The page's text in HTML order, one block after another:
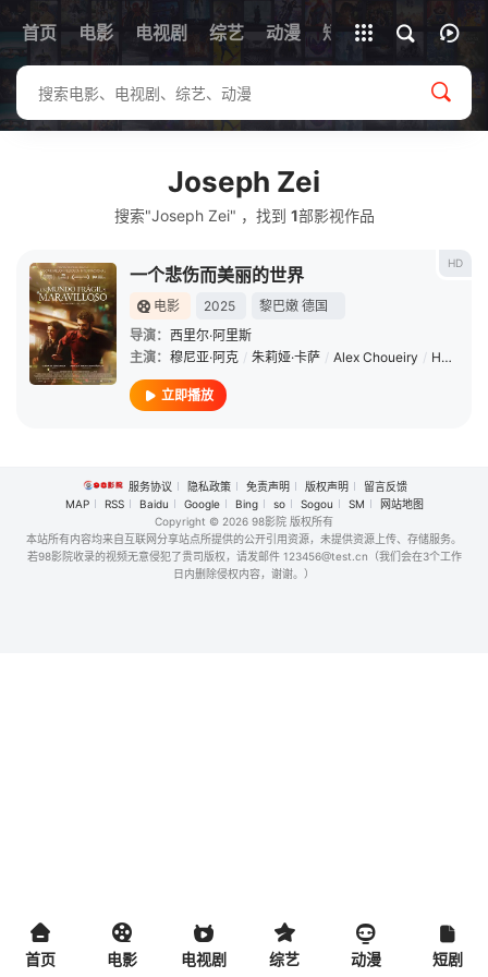
首页 电影 电视剧 综艺 动漫 短剧
全部影片
Joseph Zei
搜索"Joseph Zei" ，找到 1部影视作品
HD
一个悲伤而美丽的世界
电影 2025 黎巴嫩 德国
导演： 西里尔·阿里斯
主演： 穆尼亚·阿克 / 朱莉娅·卡萨 / Alex Choueiry / Hasan Akil
立即播放
服务协议 隐私政策 免责声明 版权声明
留言反馈
MAP
RSS Baidu Google Bing so Sogou SM
网站地图
Copyright © 2026 98影院 版权所有
本站所有内容均来自互联网分享站点所提供的公开引用资源，未提供资源上传、存储服务。
若98影院收录的视频无意侵犯了贵司版权，请发邮件 123456@test.cn（我们会在3个工作
日内删除侵权内容，谢谢。）
首页 电影 电视剧 综艺 动漫 短剧